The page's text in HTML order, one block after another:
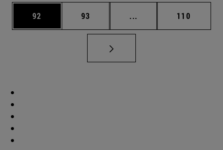
Página
92 Página
93 ... Páginas intermedias
Página
110